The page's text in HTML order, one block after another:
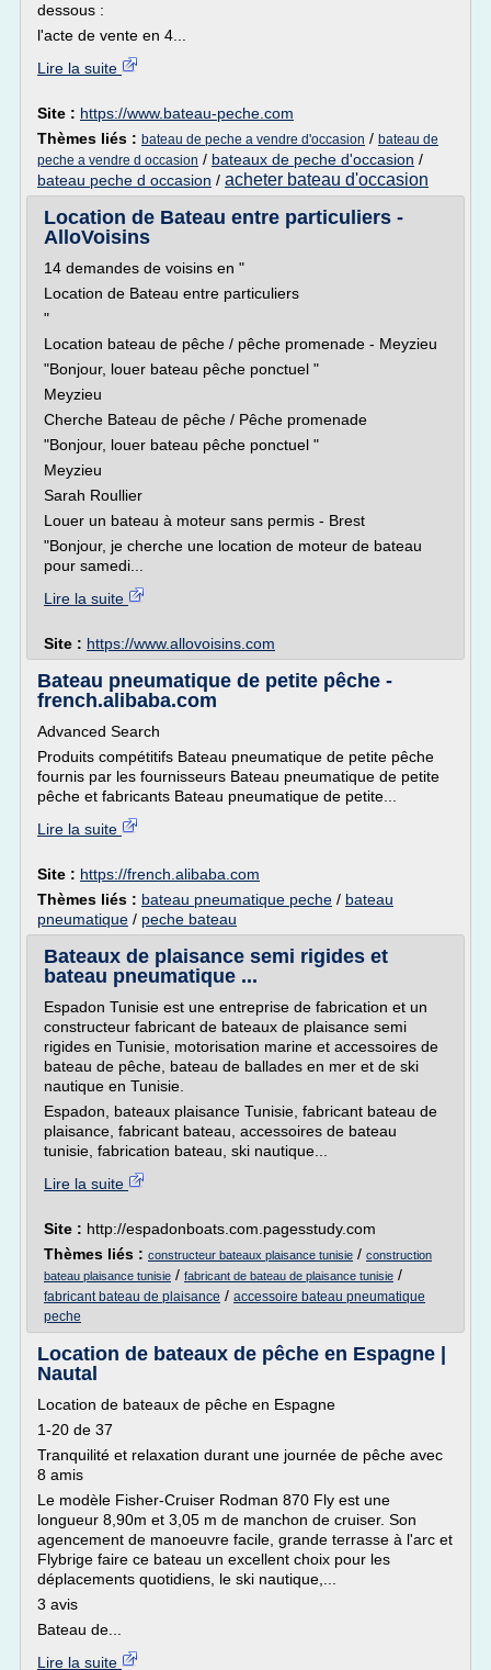
dessous :
l'acte de vente en 4...
Lire la suite
Site : https://www.bateau-peche.com
Thèmes liés : bateau de peche a vendre d'occasion / bateau de
peche a vendre d occasion / bateaux de peche d'occasion /
bateau peche d occasion / acheter bateau d'occasion
Location de Bateau entre particuliers -
AlloVoisins
14 demandes de voisins en "
Location de Bateau entre particuliers
"
Location bateau de pêche / pêche promenade - Meyzieu
"Bonjour, louer bateau pêche ponctuel "
Meyzieu
Cherche Bateau de pêche / Pêche promenade
"Bonjour, louer bateau pêche ponctuel "
Meyzieu
Sarah Roullier
Louer un bateau à moteur sans permis - Brest
"Bonjour, je cherche une location de moteur de bateau
pour samedi...
Lire la suite
Site : https://www.allovoisins.com
Bateau pneumatique de petite pêche -
french.alibaba.com
Advanced Search
Produits compétitifs Bateau pneumatique de petite pêche
fournis par les fournisseurs Bateau pneumatique de petite
pêche et fabricants Bateau pneumatique de petite...
Lire la suite
Site : https://french.alibaba.com
Thèmes liés : bateau pneumatique peche / bateau
pneumatique / peche bateau
Bateaux de plaisance semi rigides et
bateau pneumatique ...
Espadon Tunisie est une entreprise de fabrication et un
constructeur fabricant de bateaux de plaisance semi
rigides en Tunisie, motorisation marine et accessoires de
bateau de pêche, bateau de ballades en mer et de ski
nautique en Tunisie.
Espadon, bateaux plaisance Tunisie, fabricant bateau de
plaisance, fabricant bateau, accessoires de bateau
tunisie, fabrication bateau, ski nautique...
Lire la suite
Site : http://espadonboats.com.pagesstudy.com
Thèmes liés : constructeur bateaux plaisance tunisie / construction
bateau plaisance tunisie / fabricant de bateau de plaisance tunisie /
fabricant bateau de plaisance / accessoire bateau pneumatique
peche
Location de bateaux de pêche en Espagne |
Nautal
Location de bateaux de pêche en Espagne
1-20 de 37
Tranquilité et relaxation durant une journée de pêche avec
8 amis
Le modèle Fisher-Cruiser Rodman 870 Fly est une
longueur 8,90m et 3,05 m de manchon de cruiser. Son
agencement de manoeuvre facile, grande terrasse à l'arc et
Flybrige faire ce bateau un excellent choix pour les
déplacements quotidiens, le ski nautique,...
3 avis
Bateau de...
Lire la suite